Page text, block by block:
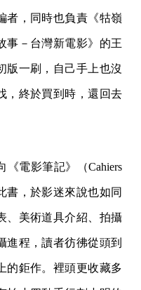
者，同時也負責《牯嶺
事－台灣新電影》的王
版一刷，自己手上也沒
，終於買到時，還回去
《電影筆記》（Cahiers
書，於影迷來說也如同
、美術道具介紹、拍攝
進程，讀者彷彿從頭到
的鉅作。裡頭更收藏多